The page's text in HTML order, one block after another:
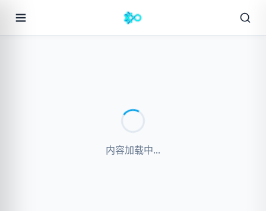
内容加载中...